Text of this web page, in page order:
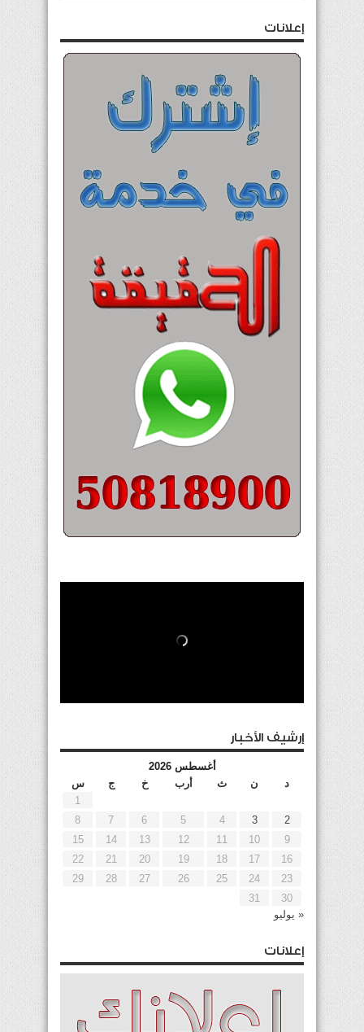
إعلانات
إرشيف الأخبار
أغسطس 2026
د
ن ث أرب خ ج
س
1
2
3
4
5
6
7
8
9
10
11
12
13
14
15
16
17
18
19
20
21
22
23
24
25
26
27
28
29
30
31
« يوليو
إعلانات